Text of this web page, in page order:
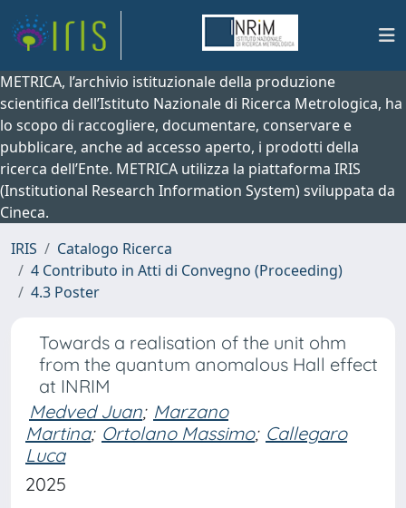
METRICA, l’archivio istituzionale della produzione
scientifica dell’Istituto Nazionale di Ricerca Metrologica, ha
lo scopo di raccogliere, documentare, conservare e
pubblicare, anche ad accesso aperto, i prodotti della
ricerca dell’Ente. METRICA utilizza la piattaforma IRIS
(Institutional Research Information System) sviluppata da
Cineca.
IRIS
Catalogo Ricerca
4 Contributo in Atti di Convegno (Proceeding)
4.3 Poster
Towards a realisation of the unit ohm
from the quantum anomalous Hall effect
at INRIM
Medved Juan; Marzano
Martina; Ortolano Massimo; Callegaro
Luca
2025